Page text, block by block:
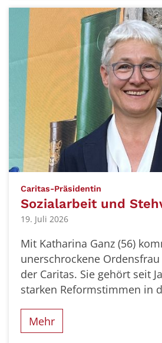
Caritas-Präsidentin
Sozialarbeit und
19. Juli 2026
Mit Katharina Ganz (56)
unerschrockene
der Caritas. Sie gehört seit
starken Reformstimmen in
Mehr